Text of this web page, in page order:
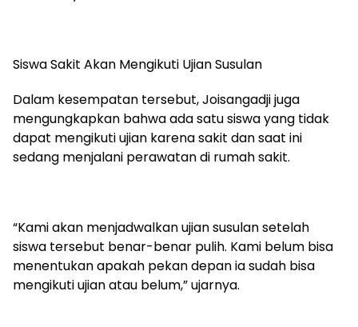
Siswa Sakit Akan Mengikuti Ujian Susulan
Dalam kesempatan tersebut, Joisangadji juga
mengungkapkan bahwa ada satu siswa yang tidak
dapat mengikuti ujian karena sakit dan saat ini
sedang menjalani perawatan di rumah sakit.
“Kami akan menjadwalkan ujian susulan setelah
siswa tersebut benar-benar pulih. Kami belum bisa
menentukan apakah pekan depan ia sudah bisa
mengikuti ujian atau belum,” ujarnya.